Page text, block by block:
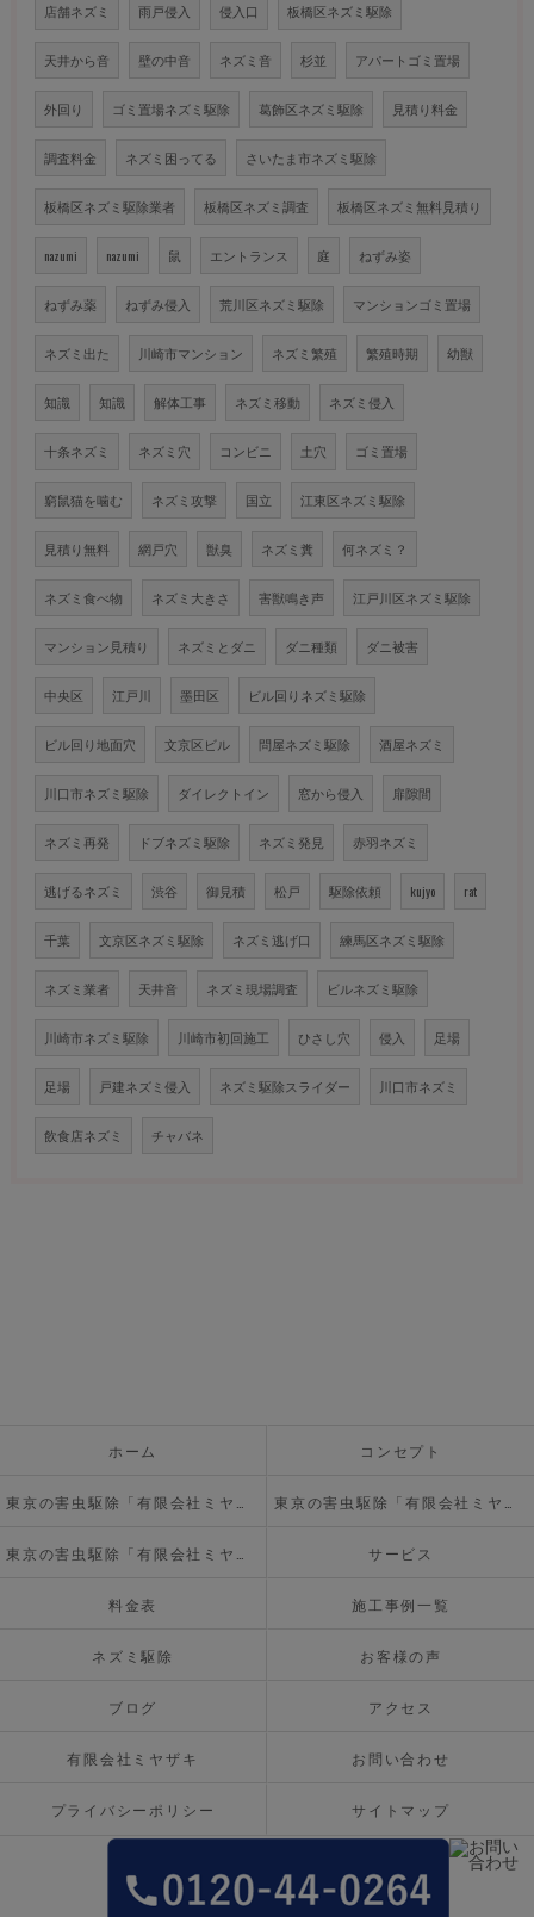
店舗ネズミ 雨戸侵入 侵入口 板橋区ネズミ駆除
天井から音 壁の中音 ネズミ音 杉並 アパートゴミ置場
外回り ゴミ置場ネズミ駆除 葛飾区ネズミ駆除 見積り料金
調査料金 ネズミ困ってる さいたま市ネズミ駆除
板橋区ネズミ駆除業者 板橋区ネズミ調査 板橋区ネズミ無料見積り
nazumi nazumi 鼠 エントランス 庭 ねずみ姿
ねずみ薬 ねずみ侵入 荒川区ネズミ駆除 マンションゴミ置場
ネズミ出た 川崎市マンション ネズミ繁殖 繁殖時期 幼獣
知識 知識 解体工事 ネズミ移動 ネズミ侵入
十条ネズミ ネズミ穴 コンビニ 土穴 ゴミ置場
窮鼠猫を噛む ネズミ攻撃 国立 江東区ネズミ駆除
見積り無料 網戸穴 獣臭 ネズミ糞 何ネズミ？
ネズミ食べ物 ネズミ大きさ 害獣鳴き声 江戸川区ネズミ駆除
マンション見積り ネズミとダニ ダニ種類 ダニ被害
中央区 江戸川 墨田区 ビル回りネズミ駆除
ビル回り地面穴 文京区ビル 問屋ネズミ駆除 酒屋ネズミ
川口市ネズミ駆除 ダイレクトイン 窓から侵入 扉隙間
ネズミ再発 ドブネズミ駆除 ネズミ発見 赤羽ネズミ
逃げるネズミ 渋谷 御見積 松戸 駆除依頼 kujyo rat
千葉 文京区ネズミ駆除 ネズミ逃げ口 練馬区ネズミ駆除
ネズミ業者 天井音 ネズミ現場調査 ビルネズミ駆除
川崎市ネズミ駆除 川崎市初回施工 ひさし穴 侵入 足場
足場 戸建ネズミ侵入 ネズミ駆除スライダー 川口市ネズミ
飲食店ネズミ チャバネ
ホーム コンセプト
サービス
料金表 施工事例一覧
ネズミ駆除 お客様の声
ブログ アクセス
有限会社ミヤザキ お問い合わせ
プライバシーポリシー サイトマップ